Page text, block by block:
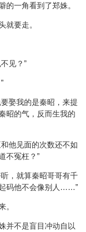
的一角看到了郑姝。
就要走。
见？”
娶我的是秦昭，来提
昭的气，反而生我的
他见面的次数还不如
不冤枉？”
，就算秦昭哥哥有千
码他不会像别人……”
。
并不是盲目冲动自以